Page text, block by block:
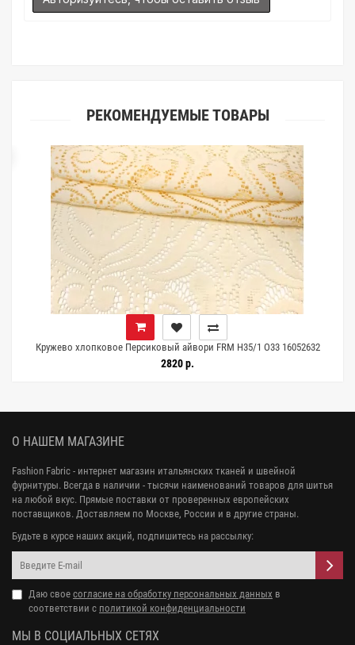
(ателье), то данная услуга поможет Вам улучшить работу с
РЕКОМЕНДУЕМЫЕ ТОВАРЫ
Кружево хлопковое Персиковый айвори FRM H35/1 O33 16052632
2820 р.
О НАШЕМ МАГАЗИНЕ
Fashion Fabric - интернет магазин итальянских тканей и швейной
фурнитуры. Всегда в наличии - тысячи наименований товаров для шитья
на любой вкус. Прямые поставки от проверенных европейских
поставщиков. Доставляем по Москве, России и в другие страны.
Будьте в курсе наших акций, подпишитесь на рассылку:
Даю свое согласие на обработку персональных данных в
соответствии с политикой конфиденциальности
МЫ В СОЦИАЛЬНЫХ СЕТЯХ